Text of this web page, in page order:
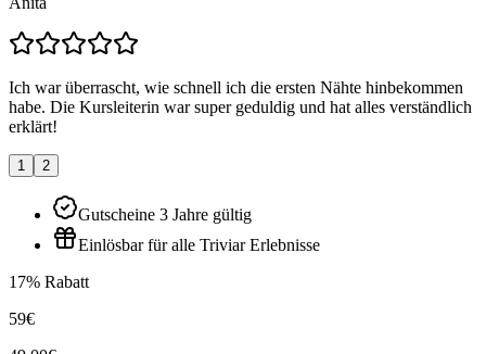
Ich war überrascht, wie schnell ich die ersten Nähte hinbekommen
habe. Die Kursleiterin war super geduldig und hat alles verständlich
erklärt!
1 2
Gutscheine 3 Jahre gültig
Einlösbar für alle Triviar Erlebnisse
17% Rabatt
59€